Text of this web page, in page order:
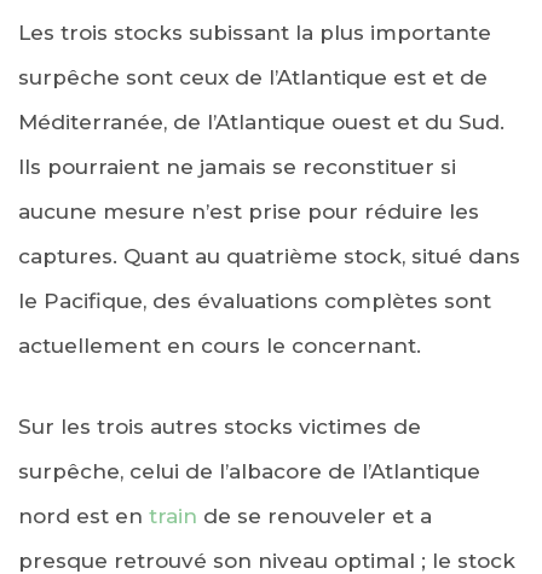
Les trois stocks subissant la plus importante
surpêche sont ceux de l’Atlantique est et de
Méditerranée, de l’Atlantique ouest et du Sud.
Ils pourraient ne jamais se reconstituer si
aucune mesure n’est prise pour réduire les
captures. Quant au quatrième stock, situé dans
le Pacifique, des évaluations complètes sont
actuellement en cours le concernant.
Sur les trois autres stocks victimes de
surpêche, celui de l’albacore de l’Atlantique
nord est en train de se renouveler et a
presque retrouvé son niveau optimal ; le stock